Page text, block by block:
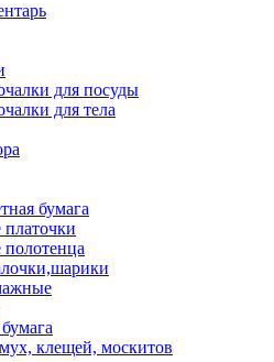
для посуды
для тела
бумага
клещей, москитов